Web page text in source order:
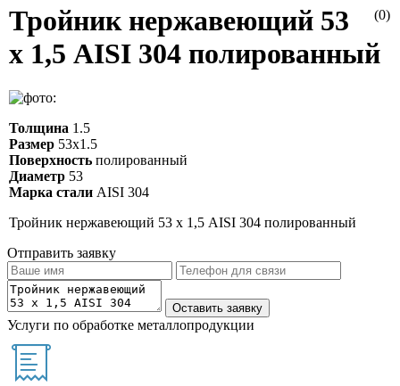
(0)
Тройник нержавеющий 53
х 1,5 AISI 304 полированный
Толщина 1.5
Размер 53х1.5
Поверхность полированный
Диаметр 53
Марка стали AISI 304
Тройник нержавеющий 53 х 1,5 AISI 304 полированный
Отправить заявку
Услуги по обработке металлопродукции